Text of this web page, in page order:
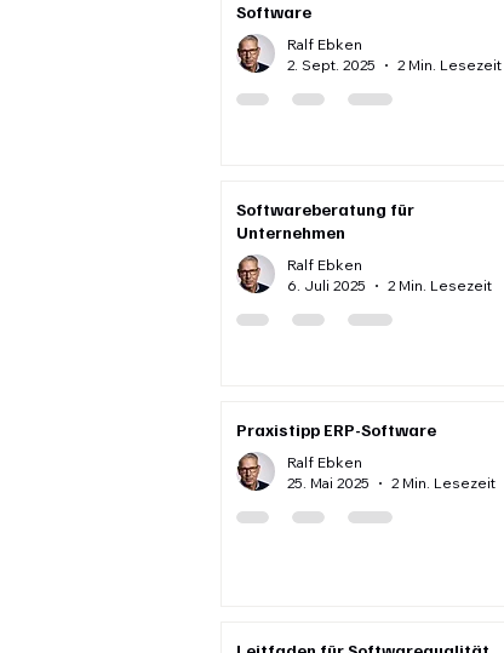
Software
Ralf Ebken
2. Sept. 2025
2 Min. Lesezeit
Softwareberatung für
Unternehmen
Ralf Ebken
6. Juli 2025
2 Min. Lesezeit
Praxistipp ERP-Software
Ralf Ebken
25. Mai 2025
2 Min. Lesezeit